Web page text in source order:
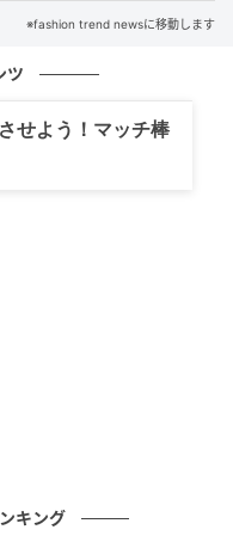
、普段のスニーカー
※fashion trend newsに移動します
ツ
せよう！マッチ棒
キング